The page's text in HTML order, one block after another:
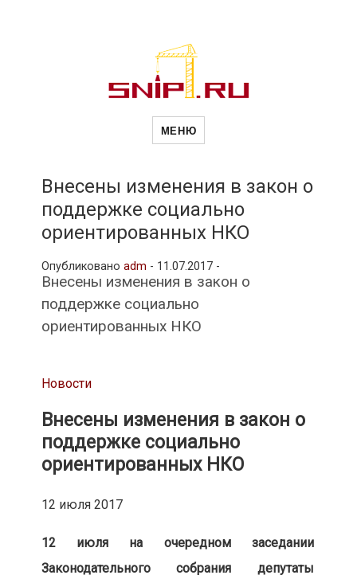
Новости
и
рубрики
МЕНЮ
Внесены изменения в закон о
поддержке социально
ориентированных НКО
Опубликовано adm - 11.07.2017 -
Внесены изменения в закон о
поддержке социально
ориентированных НКО
Новости
Внесены изменения в закон о
поддержке социально
ориентированных НКО
12 июля 2017
12 июля на очередном заседании
Законодательного собрания депутаты